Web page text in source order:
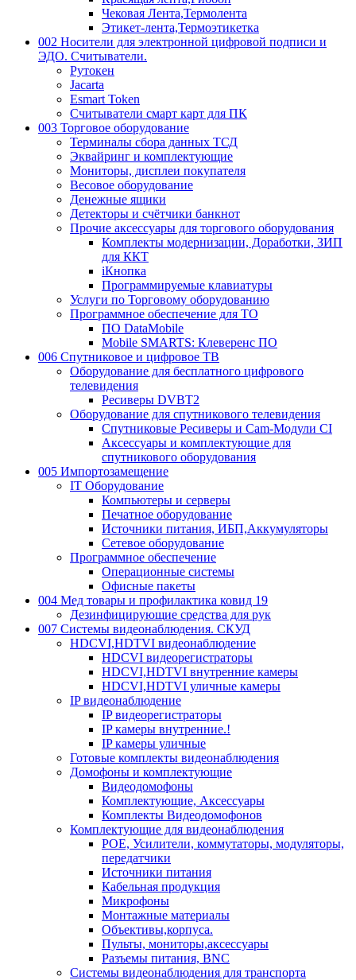
Чековая Лента,Термолента
Этикет-лента,Термоэтикетка
002 Носители для электронной цифровой подписи и
ЭДО. Считыватели.
Рутокен
Jacarta
Esmart Token
Считыватели смарт карт для ПК
003 Торговое оборудование
Терминалы сбора данных ТСД
Эквайринг и комплектующие
Мониторы, дисплеи покупателя
Весовое оборудование
Денежные ящики
Детекторы и счётчики банкнот
Прочие аксессуары для торгового оборудования
Комплекты модернизации, Доработки, ЗИП
для ККТ
iКнопка
Программируемые клавиатуры
Услуги по Торговому оборудованию
Программное обеспечение для ТО
ПО DataMobile
Mobile SMARTS: Клеверенс ПО
006 Спутниковое и цифровое ТВ
Оборудование для бесплатного цифрового
телевидения
Ресиверы DVBT2
Оборудование для спутникового телевидения
Спутниковые Ресиверы и Cam-Модули CI
Аксессуары и комплектующие для
спутникового оборудования
005 Импортозамещение
IT Оборудование
Компьютеры и серверы
Печатное оборудование
Источники питания, ИБП,Аккумуляторы
Сетевое оборудование
Программное обеспечение
Операционные системы
Офисные пакеты
004 Мед товары и профилактика ковид 19
Дезинфицирующие средства для рук
007 Системы видеонаблюдения. СКУД
HDCVI,HDTVI видеонаблюдение
HDCVI видеорегистраторы
HDCVI,HDTVI внутренние камеры
HDCVI,HDTVI уличные камеры
IP видеонаблюдение
IP видеорегистраторы
IP камеры внутренние.!
IP камеры уличные
Готовые комплекты видеонаблюдения
Домофоны и комплектующие
Видеодомофоны
Комплектующие, Аксессуары
Комплекты Видеодомофонов
Комплектующие для видеонаблюдения
POE, Усилители, коммутаторы, модуляторы,
передатчики
Источники питания
Кабельная продукция
Микрофоны
Монтажные материалы
Объективы,корпуса.
Пульты, мониторы,аксессуары
Разъемы питания, BNC
Системы видеонаблюдения для транспорта